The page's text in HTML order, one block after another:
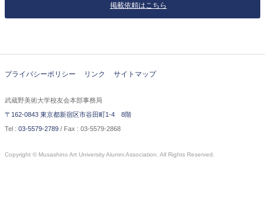
掲載依頼はこちら
プライバシーポリシー リンク サイトマップ
武蔵野美術大学校友会本部事務局
〒162-0843 東京都新宿区市谷田町1-4 8階
Tel : 03-5579-2789 / Fax : 03-5579-2868
Copyright © Musashino Art University Alumni Association. All Rights Reserved.